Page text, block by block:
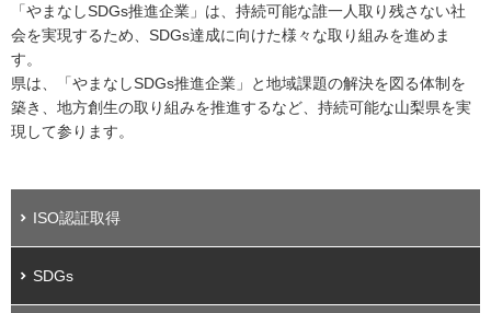
「やまなしSDGs推進企業」は、持続可能な誰一人取り残さない社
会を実現するため、SDGs達成に向けた様々な取り組みを進めま
す。
県は、「やまなしSDGs推進企業」と地域課題の解決を図る体制を
築き、地方創生の取り組みを推進するなど、持続可能な山梨県を実
現して参ります。
ISO認証取得
SDGs